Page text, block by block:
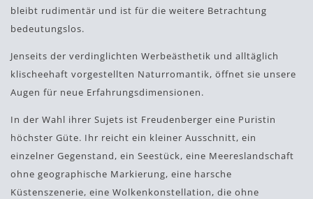
bleibt rudimentär und ist für die weitere Betrachtung
bedeutungslos.
Jenseits der verdinglichten Werbeästhetik und alltäglich
klischeehaft vorgestellten Naturromantik, öffnet sie unsere
Augen für neue Erfahrungsdimensionen.
In der Wahl ihrer Sujets ist Freudenberger eine Puristin
höchster Güte. Ihr reicht ein kleiner Ausschnitt, ein
einzelner Gegenstand, ein Seestück, eine Meereslandschaft
ohne geographische Markierung, eine harsche
Küstenszenerie, eine Wolkenkonstellation, die ohne